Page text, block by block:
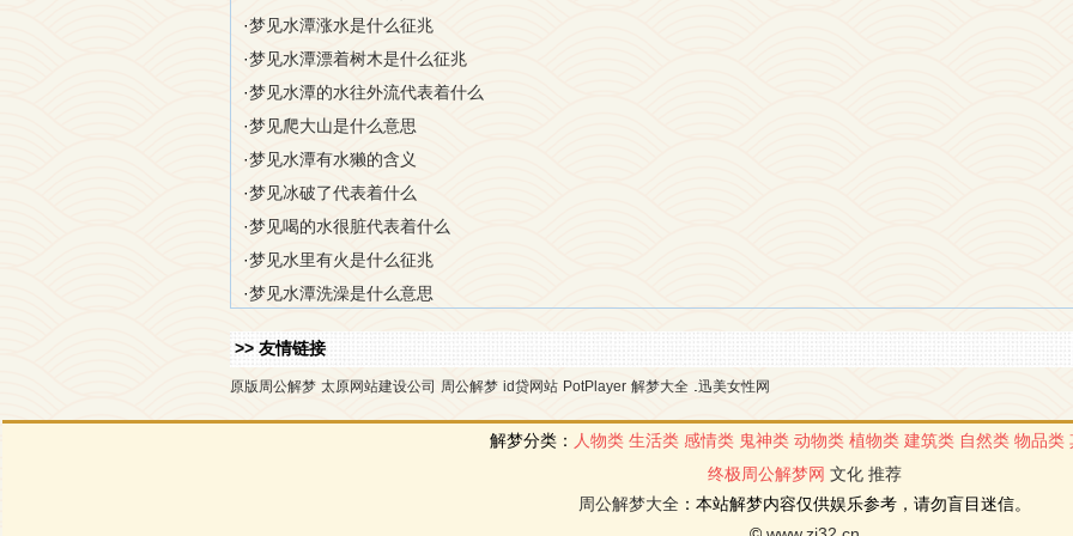
·梦见水潭涨水是什么征兆
·梦见水潭漂着树木是什么征兆
·梦见水潭的水往外流代表着什么
·梦见爬大山是什么意思
·梦见水潭有水獭的含义
·梦见冰破了代表着什么
·梦见喝的水很脏代表着什么
·梦见水里有火是什么征兆
·梦见水潭洗澡是什么意思
>> 友情链接
原版周公解梦 太原网站建设公司 周公解梦 id贷网站 PotPlayer 解梦大全 迅美女性网
解梦分类： 人物类 生活类 感情类 鬼神类 动物类 植物类 建筑类 自然类 物品类
终极周公解梦网 文化 推荐
周公解梦大全 ：本站解梦内容仅供娱乐参考，请勿盲目迷信。